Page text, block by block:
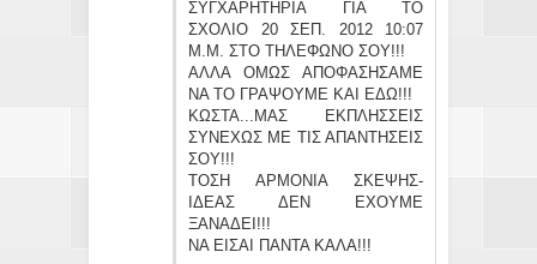
ΣΥΓΧΑΡΗΤΗΡΙΑ ΓΙΑ ΤΟ
ΣΧΟΛΙΟ 20 ΣΕΠ. 2012 10:07
Μ.Μ. ΣΤΟ ΤΗΛΕΦΩΝΟ ΣΟΥ!!!
ΑΛΛΑ ΟΜΩΣ ΑΠΟΦΑΣΗΣΑΜΕ
ΝΑ ΤΟ ΓΡΑΨΟΥΜΕ ΚΑΙ ΕΔΩ!!!
ΚΩΣΤΑ...ΜΑΣ ΕΚΠΛΗΣΣΕΙΣ
ΣΥΝΕΧΩΣ ΜΕ ΤΙΣ ΑΠΑΝΤΗΣΕΙΣ
ΣΟΥ!!!
ΤΟΣΗ ΑΡΜΟΝΙΑ ΣΚΕΨΗΣ-
ΙΔΕΑΣ ΔΕΝ ΕΧΟΥΜΕ
ΞΑΝΑΔΕΙ!!!
ΝΑ ΕΙΣΑΙ ΠΑΝΤΑ ΚΑΛΑ!!!